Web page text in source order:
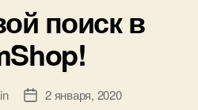
поиск в
Дата2 января, 2020